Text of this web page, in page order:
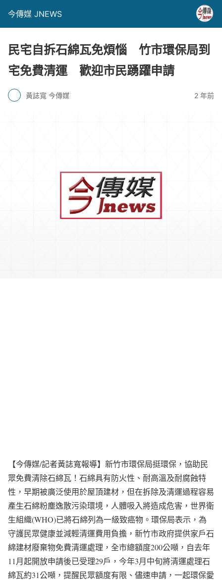
今傳媒 JNEWS
民宅自拆石綿瓦免煩惱 竹市環保局到
宅免費清運 歡迎市民踴躍申請
黃誌寬 今傳媒 2 年前
【今傳媒/記者黃誌寬報導】新竹市環保局挺環保，協助民
眾免費清除石綿瓦！石綿具有防火性、耐高溫及耐腐蝕特
性，早期被廣泛使用於屋頂建材，但在拆除及清運過程容易
產生石綿粉塵逸散污染環境，人體吸入將造成危害，世界衛
生組織(WHO)已將石綿列為一級致癌物。環保局表示，為
守護民眾健康並減輕清運費用負擔，新竹市政府提供家戶石
綿建材廢棄物免費清運處理，全市總額度200公噸，自去年
11月起開放申請後已受理29戶，今年3月中旬將清運處理石
綿瓦約31公噸，提醒民眾額度有限、儘速申請，一起環保愛